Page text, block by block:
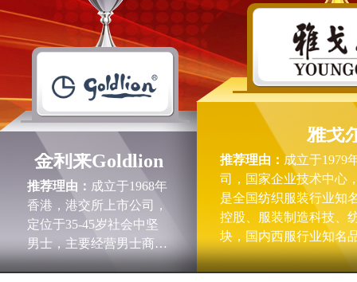
金利来Goldlion
推荐理由： 成立于1968年
香港，港交所上市公司，
定位于35-45岁社会中坚
男士，主要经营男士商务
正装、休闲服饰、内衣、
雅戈
推荐理由： 成立于1979
司，国家企业技术中心
是全国纺织服装行业知
控股、服装制造科技、
块，国内西服行业知名
的正装为主，雅戈尔旗
男西服品类连续多年在